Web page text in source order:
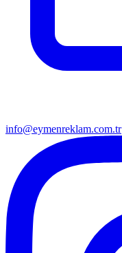
info@eymenreklam.com.tr